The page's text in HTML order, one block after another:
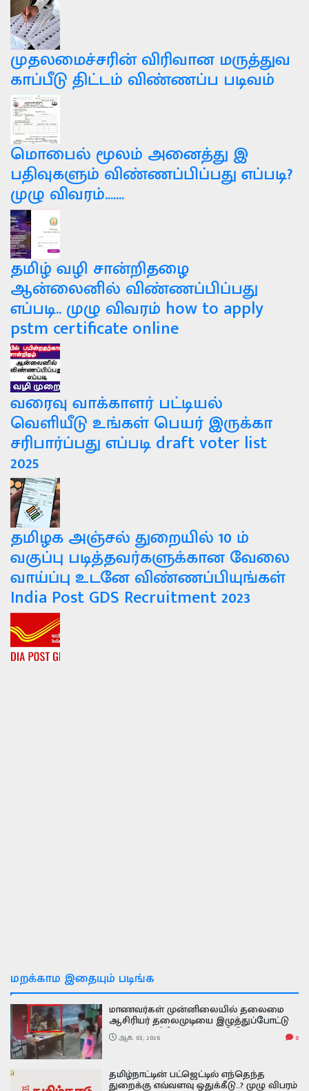
முதலமைச்சரின் விரிவான மருத்துவ
காப்பீடு திட்டம் விண்ணப்ப படிவம்
மொபைல் மூலம் அனைத்து இ
பதிவுகளும் விண்ணப்பிப்பது எப்படி?
முழு விவரம்.......
தமிழ் வழி சான்றிதழை
ஆன்லைனில் விண்ணப்பிப்பது
எப்படி.. முழு விவரம் how to apply
pstm certificate online
வரைவு வாக்காளர் பட்டியல்
வெளியீடு உங்கள் பெயர் இருக்கா
சரிபார்ப்பது எப்படி draft voter list
2025
தமிழக அஞ்சல் துறையில் 10 ம்
வகுப்பு படித்தவர்களுக்கான வேலை
வாய்ப்பு உடனே விண்ணப்பியுங்கள்
India Post GDS Recruitment 2023
மறக்காம இதையும் படிங்க
மாணவர்கள் முன்னிலையில் தலைமை
ஆசிரியர் தலைமுடியை இழுத்துப்போட்டு
அடித்த ஆசிரியர் வைரல் வீடியோ
ஆக. 03, 2026 0
தமிழ்நாட்டின் பட்ஜெட்டில் எந்தெந்த
துறைக்கு எவ்வளவு ஒதுக்கீடு..? முழு விபரம்